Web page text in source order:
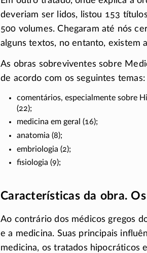
deveriam ser lidos, listou 153
500 volumes. Chegaram até nós
alguns textos, no entanto, existem
As obras sobreviventes sobre
de acordo com os seguintes temas:
comentários, especialmente sobre
(22);
medicina em geral (16);
anatomia (8);
embriologia (2);
fisiologia (9);
Características da obra.
Ao contrário dos médicos gregos
e a medicina. Suas principais
medicina, os tratados hipocráticos